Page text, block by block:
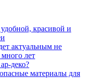
красивой и
актуальным не
много лет
деко?
материалы для